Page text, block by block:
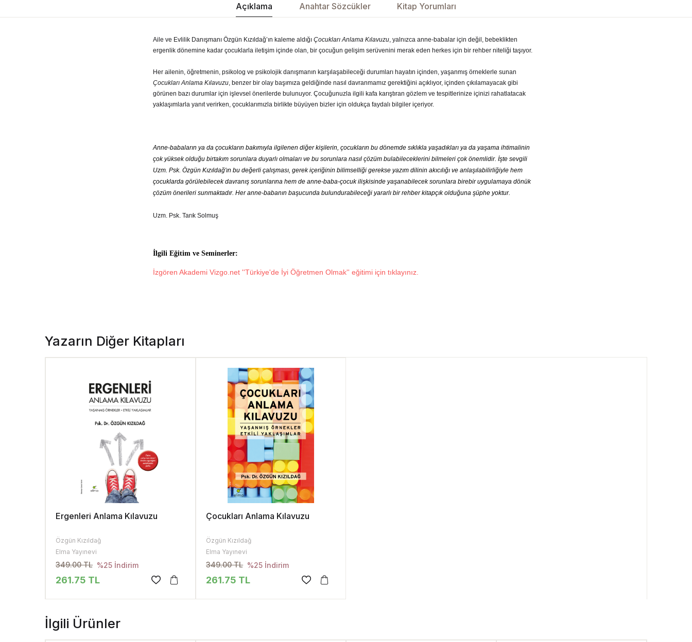
Açıklama Anahtar Sözcükler Kitap Yorumları
Aile ve Evlilik Danışmanı Özgün Kızıldağ’ın kaleme aldığı Çocukları Anlama Kılavuzu , yalnızca anne-babalar için değil, bebeklikten
ergenlik dönemine kadar çocuklarla iletişim içinde olan, bir çocuğun gelişim serüvenini merak eden herkes için bir rehber niteliği taşıyor.
Her ailenin, öğretmenin, psikolog ve psikolojik danışmanın karşılaşabileceği durumları hayatın içinden, yaşanmış örneklerle sunan
Çocukları Anlama Kılavuzu , benzer bir olay başımıza geldiğinde nasıl davranmamız gerektiğini açıklıyor, içinden çıkılamayacak gibi
görünen bazı durumlar için işlevsel önerilerde bulunuyor. Çocuğunuzla ilgili kafa karıştıran gözlem ve tespitlerinize içinizi rahatlatacak
yaklaşımlarla yanıt verirken, çocuklarımızla birlikte büyüyen bizler için oldukça faydalı bilgiler içeriyor.
Anne-babaların ya da çocukların bakımıyla ilgilenen diğer kişilerin, çocukların bu dönemde sıklıkla yaşadıkları ya da yaşama ihtimalinin
çok yüksek olduğu birtakım sorunlara duyarlı olmaları ve bu sorunlara nasıl çözüm bulabileceklerini bilmeleri çok önemlidir. İşte sevgili
Uzm. Psk. Özgün Kızıldağ'ın bu değerli çalışması, gerek içeriğinin bilimselliği gerekse yazım dilinin akıcılığı ve anlaşılabilirliğiyle hem
çocuklarda görülebilecek davranış sorunlarına hem de anne-baba-çocuk ilişkisinde yaşanabilecek sorunlara birebir uygulamaya dönük
çözüm önerileri sunmaktadır. Her anne-babanın başucunda bulundurabileceği yararlı bir rehber kitapçık olduğuna şüphe yoktur.
Uzm. Psk. Tarık Solmuş
İlgili Eğitim ve Seminerler:
İzgören Akademi Vizgo.net ''Türkiye'de İyi Öğretmen Olmak'' eğitimi için tıklayınız.
Yazarın Diğer Kitapları
Ergenleri Anlama Kılavuzu
Özgün Kızıldağ
Elma Yayınevi
349.00 TL %25 İndirim
261.75 TL
Çocukları Anlama Kılavuzu
Özgün Kızıldağ
Elma Yayınevi
349.00 TL %25 İndirim
261.75 TL
İlgili Ürünler